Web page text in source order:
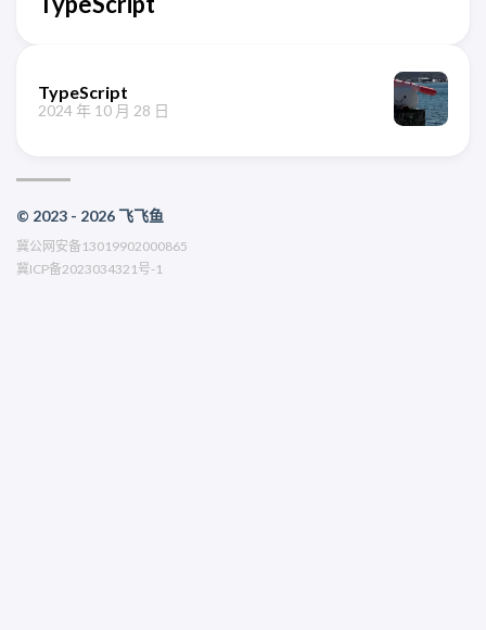
TypeScript
2024 年 10 月 28 日
© 2023 - 2026 飞飞鱼
冀公网安备13019902000865
冀ICP备2023034321号-1